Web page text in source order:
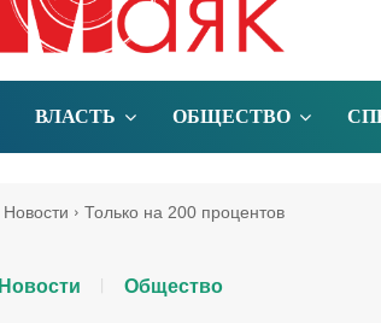
ВЛАСТЬ ОБЩЕСТВО
Новости Только на 200 процентов
Новости Общество